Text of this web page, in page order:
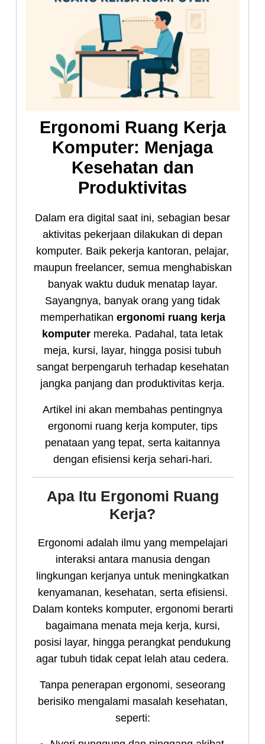
Ergonomi Ruang Kerja
Komputer: Menjaga
Kesehatan dan
Produktivitas
Dalam era digital saat ini, sebagian besar
aktivitas pekerjaan dilakukan di depan
komputer. Baik pekerja kantoran, pelajar,
maupun freelancer, semua menghabiskan
banyak waktu duduk menatap layar.
Sayangnya, banyak orang yang tidak
memperhatikan ergonomi ruang kerja
komputer mereka. Padahal, tata letak
meja, kursi, layar, hingga posisi tubuh
sangat berpengaruh terhadap kesehatan
jangka panjang dan produktivitas kerja.
Artikel ini akan membahas pentingnya
ergonomi ruang kerja komputer, tips
penataan yang tepat, serta kaitannya
dengan efisiensi kerja sehari-hari.
Apa Itu Ergonomi Ruang
Kerja?
Ergonomi adalah ilmu yang mempelajari
interaksi antara manusia dengan
lingkungan kerjanya untuk meningkatkan
kenyamanan, kesehatan, serta efisiensi.
Dalam konteks komputer, ergonomi berarti
bagaimana menata meja kerja, kursi,
posisi layar, hingga perangkat pendukung
agar tubuh tidak cepat lelah atau cedera.
Tanpa penerapan ergonomi, seseorang
berisiko mengalami masalah kesehatan,
seperti: